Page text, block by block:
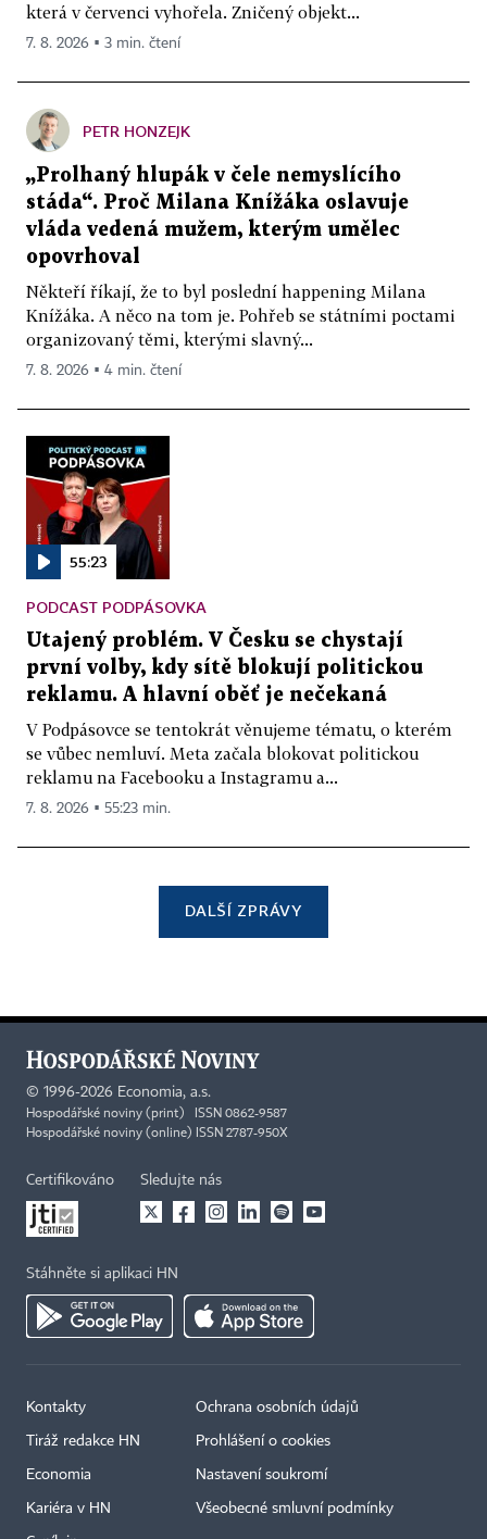
která v červenci vyhořela. Zničený objekt...
7. 8. 2026 ▪ 3 min. čtení
PETR HONZEJK
„Prolhaný hlupák v čele nemyslícího
stáda“. Proč Milana Knížáka oslavuje
vláda vedená mužem, kterým umělec
opovrhoval
Někteří říkají, že to byl poslední happening Milana
Knížáka. A něco na tom je. Pohřeb se státními poctami
organizovaný těmi, kterými slavný...
7. 8. 2026 ▪ 4 min. čtení
55:23
PODCAST PODPÁSOVKA
Utajený problém. V Česku se chystají
první volby, kdy sítě blokují politickou
reklamu. A hlavní oběť je nečekaná
V Podpásovce se tentokrát věnujeme tématu, o kterém
se vůbec nemluví. Meta začala blokovat politickou
reklamu na Facebooku a Instagramu a...
7. 8. 2026 ▪ 55:23 min.
DALŠÍ ZPRÁVY
© 1996-2026 Economia, a.s.
Hospodářské noviny (print) ISSN 0862-9587
Hospodářské noviny (online) ISSN 2787-950X
Certifikováno Sledujte nás
Stáhněte si aplikaci HN
Kontakty
Tiráž redakce HN
Economia
Kariéra v HN
Ochrana osobních údajů
Prohlášení o cookies
Nastavení soukromí
Všeobecné smluvní podmínky